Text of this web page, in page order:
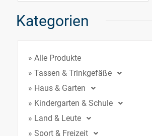
Kategorien
» Alle Produkte
» Tassen & Trinkgefäße
» Haus & Garten
» Kindergarten & Schule
» Land & Leute
» Sport & Freizeit